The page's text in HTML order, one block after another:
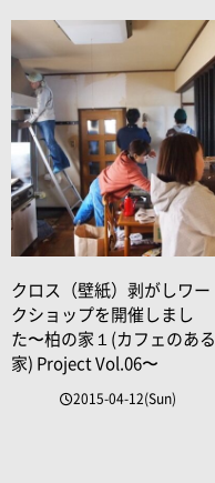
クロス（壁紙）剥がしワー
クショップを開催しまし
た〜柏の家１(カフェのある
家) Project Vol.06〜
2015-04-12(Sun)